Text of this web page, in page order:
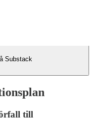
Substack
till